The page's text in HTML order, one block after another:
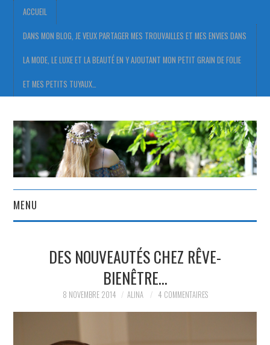
ACCUEIL
DANS MON BLOG, JE VEUX PARTAGER MES TROUVAILLES ET MES ENVIES DANS
LA MODE, LE LUXE ET LA BEAUTÉ EN Y AJOUTANT MON PETIT GRAIN DE FOLIE
ET MES PETITS TUYAUX…
MENU
DANS MON BLOG, JE VEUX
PARTAGER MES
DES NOUVEAUTÉS CHEZ RÊVE-
BIENÊTRE…
8 NOVEMBRE 2014 ALINA 4 COMMENTAIRES